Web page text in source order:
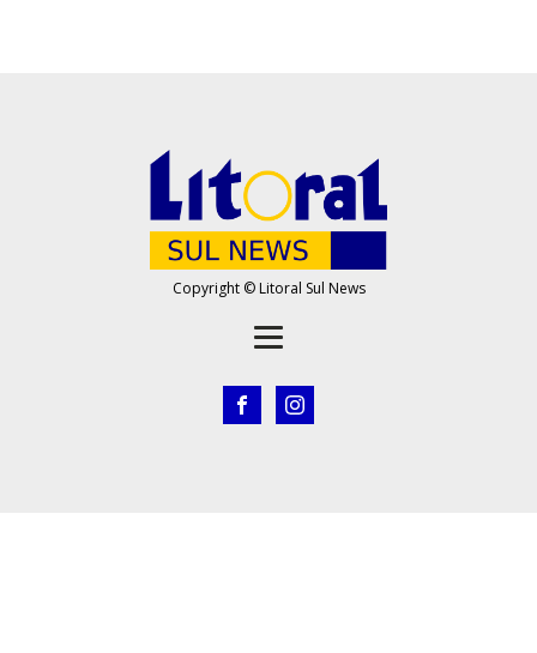
Copyright © Litoral Sul News